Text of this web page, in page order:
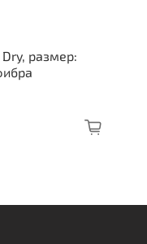
размер: